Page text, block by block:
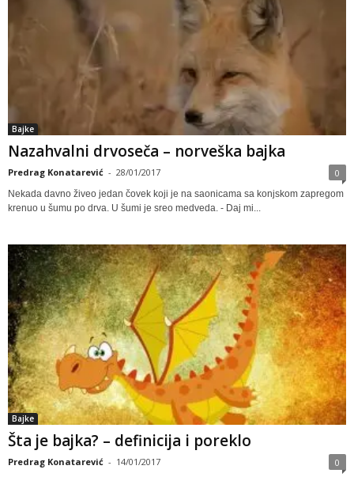
Bajke
Nazahvalni drvoseča – norveška bajka
Predrag Konatarević - 28/01/2017 0
Nekada davno živeo jedan čovek koji je na saonicama sa konjskom zapregom
krenuo u šumu po drva. U šumi je sreo medveda. - Daj mi...
Bajke
Šta je bajka? – definicija i poreklo
Predrag Konatarević - 14/01/2017 0